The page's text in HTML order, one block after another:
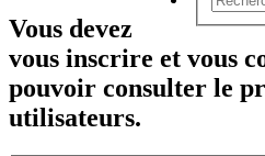
Vous devez
vous inscrire et vous
pouvoir consulter le
utilisateurs.